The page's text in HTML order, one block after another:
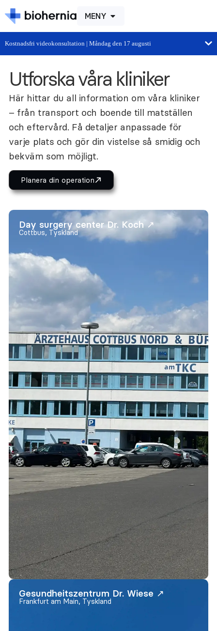
MENY
Kostnadsfri videokonsultation | Måndag den 17 augusti
Utforska våra kliniker
Här hittar du all information om våra kliniker
– från transport och boende till matställen
och eftervård. Få detaljer anpassade för
varje plats och gör din vistelse så smidig och
bekväm som möjligt.
Planera din operation
Day surgery center Dr. Koch ↗
Cottbus, Tyskland
Gesundheitszentrum Dr. Wiese ↗
Frankfurt am Main, Tyskland